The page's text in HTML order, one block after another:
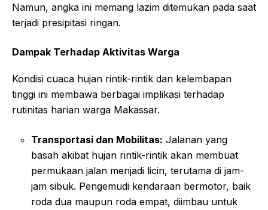
Namun, angka ini memang lazim ditemukan pada saat
terjadi presipitasi ringan.
Dampak Terhadap Aktivitas Warga
Kondisi cuaca hujan rintik-rintik dan kelembapan
tinggi ini membawa berbagai implikasi terhadap
rutinitas harian warga Makassar.
Transportasi dan Mobilitas: Jalanan yang
basah akibat hujan rintik-rintik akan membuat
permukaan jalan menjadi licin, terutama di jam-
jam sibuk. Pengemudi kendaraan bermotor, baik
roda dua maupun roda empat, diimbau untuk